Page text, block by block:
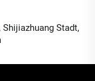
Stadt,